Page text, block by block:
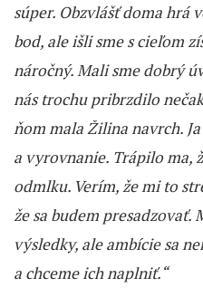
súper. Obzvlášť doma hrá
bod, ale išli sme s cieľom
náročný. Mali sme dobrý
nás trochu pribrzdilo
ňom mala Žilina navrch.
a vyrovnanie. Trápilo ma,
odmlku. Verím, že mi to
že sa budem presadzovať.
výsledky, ale ambície sa
a chceme ich naplniť.“